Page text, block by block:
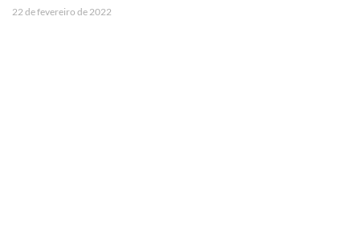
22 de fevereiro de 2022